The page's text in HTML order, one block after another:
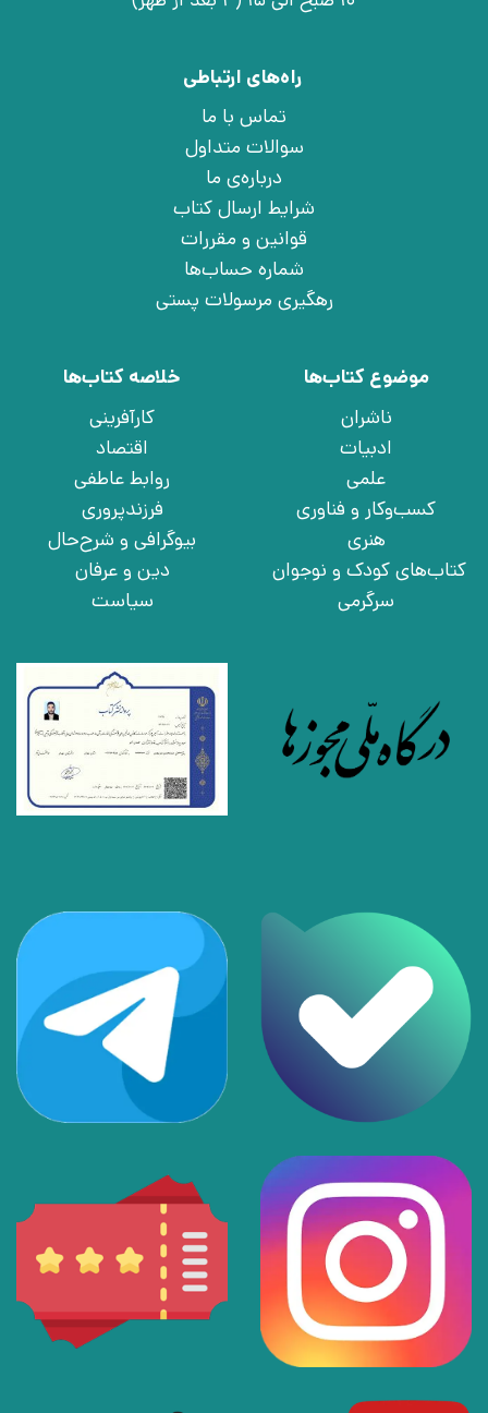
راه‌های ارتباطی
تماس با ما
سوالات متداول
درباره‌ی ما
شرایط ارسال کتاب
قوانین و مقررات
شماره حساب‌ها
رهگیری مرسولات پستی
موضوع کتاب‌ها
ناشران
ادبیات
علمی
کسب‌وکار و فناوری
هنری
کتاب‌های کودک و نوجوان
سرگرمی
خلاصه کتاب‌ها
کارآفرینی
اقتصاد
روابط عاطفی
فرزندپروری
بیوگرافی و شرح‌حال
دین و عرفان
سیاست